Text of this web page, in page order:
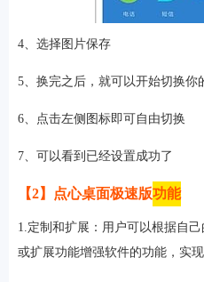
资讯4、选择图片保存
5、换完之后，就可以开始切换你
6、点击左侧图标即可自由切换
7、可以看到已经设置成功了
【2】点心桌面极速版功能
1.定制和扩展：用户可以根据自
或扩展功能增强软件的功能，实